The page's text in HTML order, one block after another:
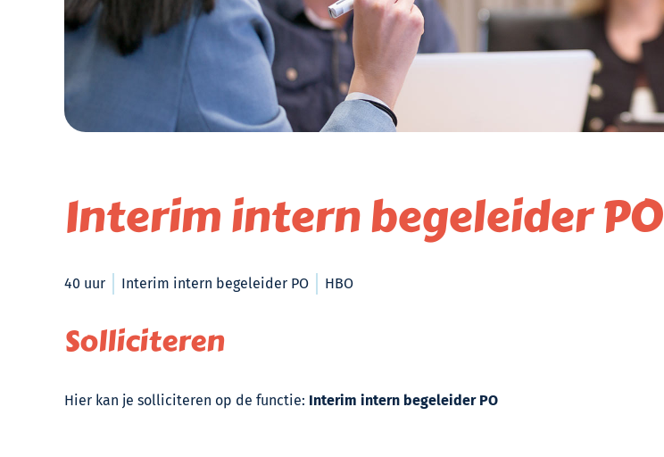
Interim intern begeleider PO
40 uur Interim intern begeleider PO HBO
Solliciteren
Hier kan je solliciteren op de functie: Interim intern begeleider PO